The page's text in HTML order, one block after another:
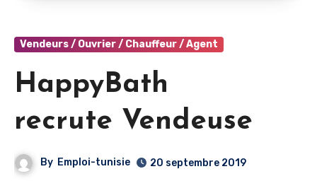
Vendeurs / Ouvrier / Chauffeur / Agent
HappyBath
recrute Vendeuse
By Emploi-tunisie 20 septembre 2019